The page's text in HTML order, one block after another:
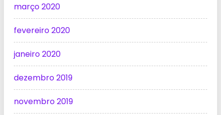
março 2020
fevereiro 2020
janeiro 2020
dezembro 2019
novembro 2019